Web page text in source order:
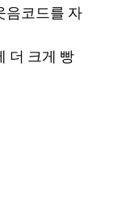
음코드를 자
더 크게 빵